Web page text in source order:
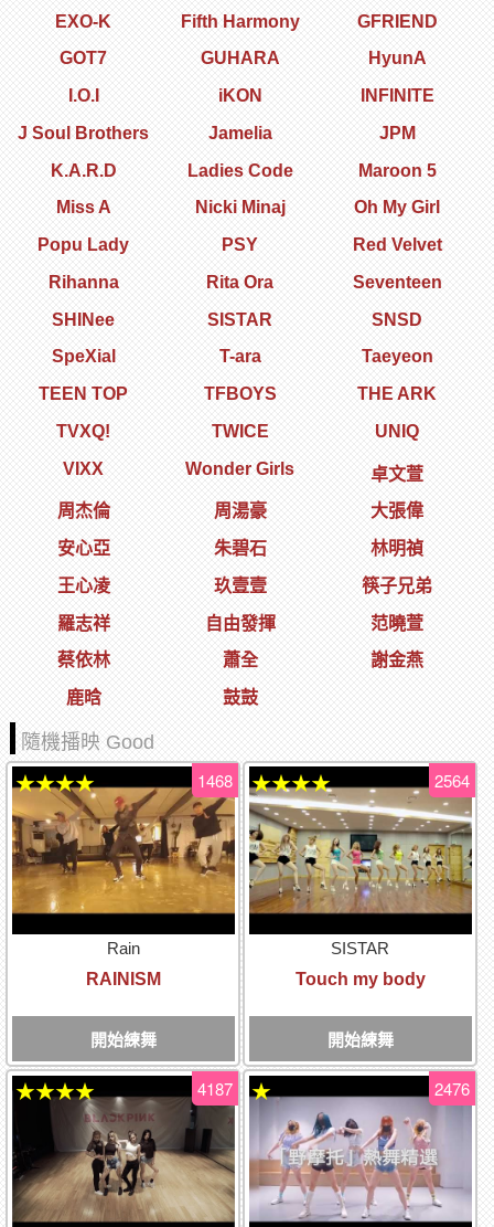
EXO-K
Fifth Harmony
GFRIEND
GOT7
GUHARA
HyunA
I.O.I
iKON
INFINITE
J Soul Brothers
Jamelia
JPM
K.A.R.D
Ladies Code
Maroon 5
Miss A
Nicki Minaj
Oh My Girl
Popu Lady
PSY
Red Velvet
Rihanna
Rita Ora
Seventeen
SHINee
SISTAR
SNSD
SpeXial
T-ara
Taeyeon
TEEN TOP
TFBOYS
THE ARK
TVXQ!
TWICE
UNIQ
VIXX
Wonder Girls
卓文萱
周杰倫
周湯豪
大張偉
安心亞
朱碧石
林明禎
王心凌
玖壹壹
筷子兄弟
羅志祥
自由發揮
范曉萱
蔡依林
蕭全
謝金燕
鹿晗
鼓鼓
隨機播映 Good
Rain
RAINISM
開始練舞
1468
★★★★
SISTAR
Touch my body
開始練舞
2564
★★★★
4187
★★★★ 2476
★